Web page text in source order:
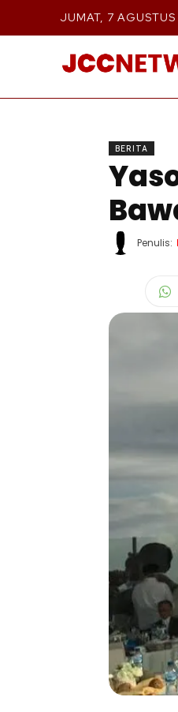
JUMAT, 7
BERITA
Penulis: